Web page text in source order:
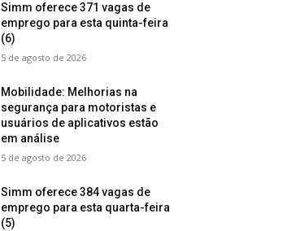
Simm oferece 371 vagas de
emprego para esta quinta-feira
(6)
5 de agosto de 2026
Mobilidade: Melhorias na
segurança para motoristas e
usuários de aplicativos estão
em análise
5 de agosto de 2026
Simm oferece 384 vagas de
emprego para esta quarta-feira
(5)